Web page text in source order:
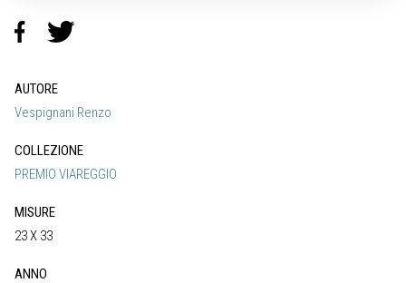
AUTORE
Vespignani Renzo
COLLEZIONE
PREMIO VIAREGGIO
MISURE
23 X 33
ANNO